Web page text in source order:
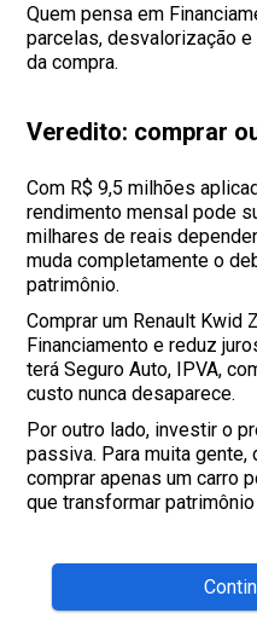
Quem pensa em
parcelas, desvalorização
da compra.
Veredito: comprar
Com R$ 9,5 milhões
rendimento mensal pode
milhares de reais
muda completamente o
patrimônio.
Comprar um Renault Kwid
Financiamento e reduz
terá Seguro Auto, IPVA,
custo nunca desaparece.
Por outro lado, investir o
passiva. Para muita
comprar apenas um carro
que transformar